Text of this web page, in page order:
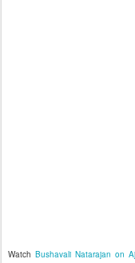
Watch Bushavali Natarajan on